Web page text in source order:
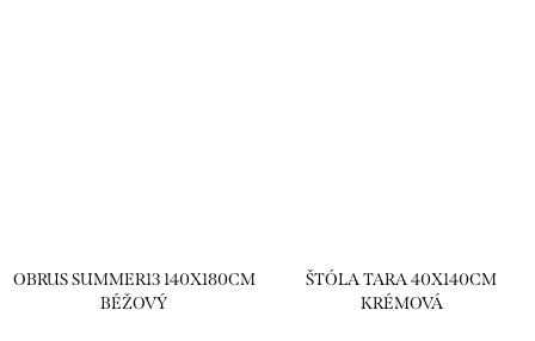
OBRUS SUMMER13 140X180CM
BÉŽOVÝ
ŠTÓLA TARA 40X140CM
KRÉMOVÁ